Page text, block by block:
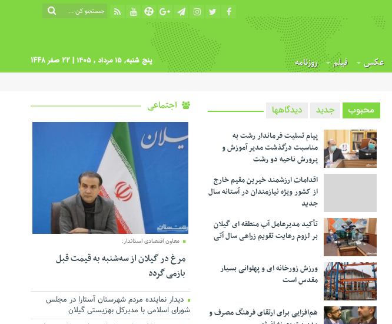
عکس فیلم روزنامه پنج شنبه, ۱۵ مرداد , ۱۴۰۵ | 22 صفر 1448
محبوب جدید دیدگاهها
پیام تسلیت فرماندار رشت به
مناسبت درگذشت مدیر آموزش و
پرورش ناحیه دو رشت
اقدامات ارزشمند خیرین مقیم خارج
از کشور ویژه نیازمندان در آستانه سال
جدید
تأکید مدیرعامل آب منطقه ای گیلان
بر لزوم رعایت تقویم زراعی‌ سال آتی
ورزش زورخانه ای و پهلوانی بسیار
مقدس است
هم‌افزایی برای ارتقای فرهنگ مصرف و
اجتماعی
معاون اقتصادی استاندار:
مرغ در گیلان از سه‌شنبه به قیمت قبل
بازمی گردد
دیدار نماینده مردم شهرستان آستارا در مجلس
شورای اسلامی با مدیرکل بهزیستی گیلان